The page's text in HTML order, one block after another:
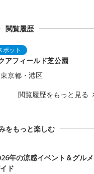
閲覧履歴
アフィールド芝公園
東京都・港区
閲覧履歴をもっと見る
をもっと楽しむ
年の涼感イベント＆グルメ
ド